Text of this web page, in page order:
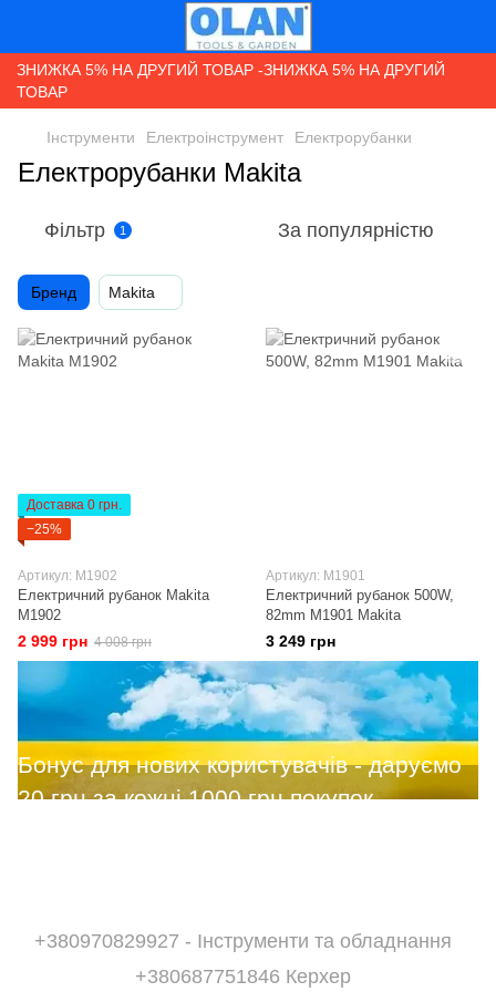
ЗНИЖКА 5% НА ДРУГИЙ ТОВАР -ЗНИЖКА 5% НА ДРУГИЙ
ТОВАР
Інструменти Електроінструмент Електрорубанки
Електрорубанки Makita
Фільтр 1 За популярністю
Бренд Makita
Доставка 0 грн.
−25%
Артикул: M1902
Електричний рубанок Makita
M1902
2 999 грн 4 008 грн
Артикул: M1901
Електричний рубанок 500W,
82mm M1901 Makita
3 249 грн
+380970829927 - Інструменти та обладнання
+380687751846 Керхер